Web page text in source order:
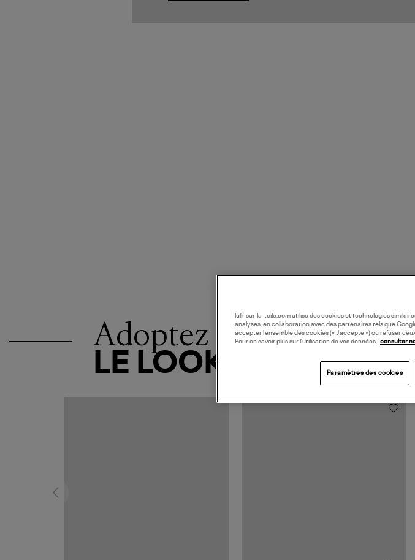
Adoptez
LE LOOK
lulli-sur-la-toile.com utilise des cookies et technologies
analyses, en collaboration avec des partenaires tels que
accepter l’ensemble des cookies (« J’accepte ») ou refuser
Pour en savoir plus sur l’utilisation de vos données, consulter
Paramètres des cookies